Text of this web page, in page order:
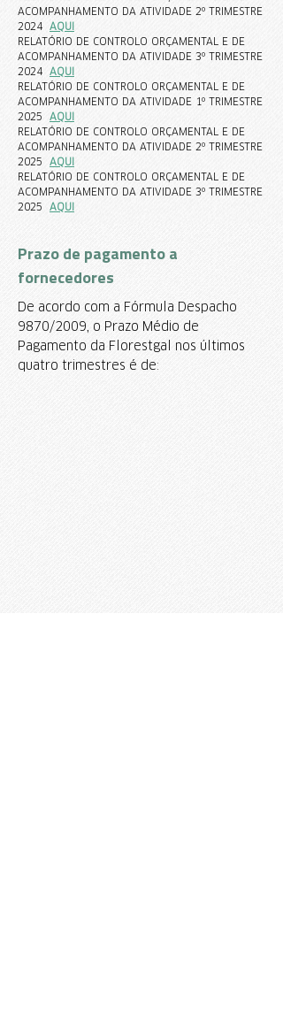
ACOMPANHAMENTO DA ATIVIDADE 2º TRIMESTRE
2024 AQUI
RELATÓRIO DE CONTROLO ORÇAMENTAL E DE
ACOMPANHAMENTO DA ATIVIDADE 3º TRIMESTRE
2024 AQUI
RELATÓRIO DE CONTROLO ORÇAMENTAL E DE
ACOMPANHAMENTO DA ATIVIDADE 1º TRIMESTRE
2025 AQUI
RELATÓRIO DE CONTROLO ORÇAMENTAL E DE
ACOMPANHAMENTO DA ATIVIDADE 2º TRIMESTRE
2025 AQUI
RELATÓRIO DE CONTROLO ORÇAMENTAL E DE
ACOMPANHAMENTO DA ATIVIDADE 3º TRIMESTRE
2025 AQUI
Prazo de pagamento a
fornecedores
De acordo com a Fórmula Despacho
9870/2009, o Prazo Médio de
Pagamento da Florestgal nos últimos
quatro trimestres é de: